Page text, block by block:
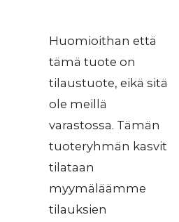
Huomioithan että
tämä tuote on
tilaustuote, eikä sitä
ole meillä
varastossa. Tämän
tuoteryhmän kasvit
tilataan
myymäläämme
tilauksien